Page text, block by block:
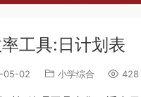
工具:日计划表
05-02 小学综合 428